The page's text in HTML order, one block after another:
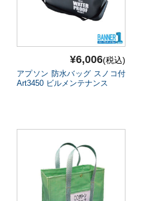
¥6,006(税込)
アプソン 防水バッグ スノコ付
Art3450 ビルメンテナンス